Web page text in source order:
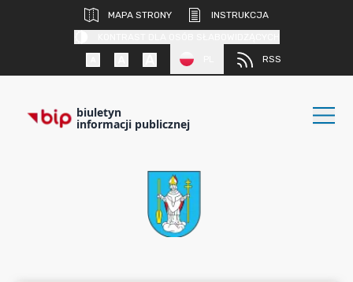
MAPA STRONY
INSTRUKCJA
RSS
biuletyn
informacji publicznej